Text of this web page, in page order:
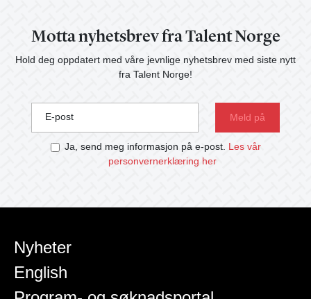
Motta nyhetsbrev fra Talent Norge
Hold deg oppdatert med våre jevnlige nyhetsbrev med siste nytt
fra Talent Norge!
E-post
Ja, send meg informasjon på e-post. Les vår
personvernerklæring her
Nyheter
English